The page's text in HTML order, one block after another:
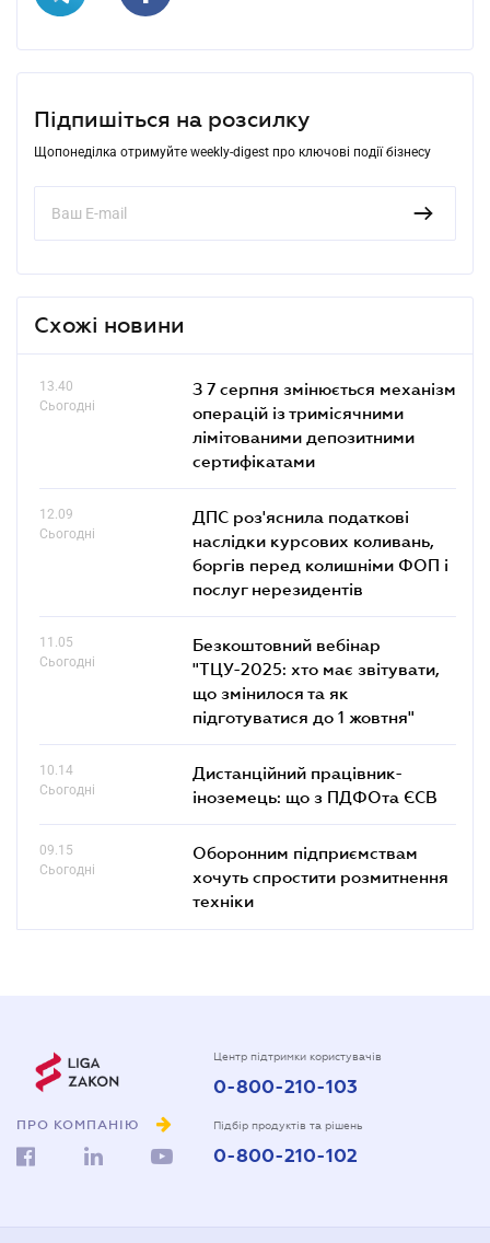
Підпишіться на розсилку
Щопонеділка отримуйте weekly-digest про ключові події бізнесу
Схожі новини
13.40
Сьогодні
З 7 серпня змінюється механізм
операцій із тримісячними
лімітованими депозитними
сертифікатами
12.09
Сьогодні
ДПС роз'яснила податкові
наслідки курсових коливань,
боргів перед колишніми ФОП і
послуг нерезидентів
11.05
Сьогодні
Безкоштовний вебінар
"ТЦУ-2025: хто має звітувати,
що змінилося та як
підготуватися до 1 жовтня"
10.14
Сьогодні
Дистанційний працівник-
іноземець: що з ПДФОта ЄСВ
09.15
Сьогодні
Оборонним підприємствам
хочуть спростити розмитнення
техніки
ПРО КОМПАНІЮ
Центр підтримки користувачів
0-800-210-103
Підбір продуктів та рішень
0-800-210-102